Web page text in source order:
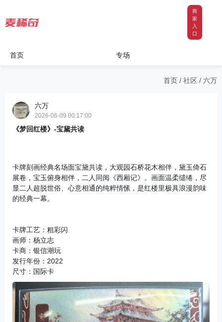
商
家
入
口
首页 专场
首页 / 社区 / 六万
六万
2026-06-09 00:17:00
《梦回红楼》-宝黛共读
卡牌刻画经典名场面宝黛共读，大观园石桥花木相伴，黛玉倚石
展卷，宝玉俯身相伴，二人同阅《西厢记》。画面温柔缱绻，尽
显二人超脱世俗、心意相通的纯粹情愫，是红楼里极具浪漫韵味
的经典一幕。
卡牌工艺：粗彩闪
画师：杨立志
卡商：银信潮玩
发行年份：2022
尺寸：国际卡